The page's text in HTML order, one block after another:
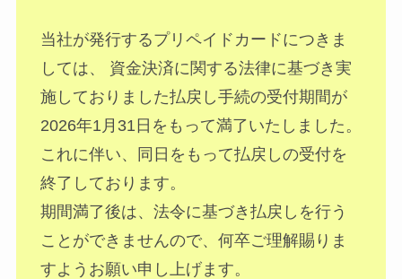
当社が発行するプリペイドカードにつきま
しては、 資金決済に関する法律に基づき実
施しておりました払戻し手続の受付期間が
2026年1月31日をもって満了いたしました。
これに伴い、同日をもって払戻しの受付を
終了しております。
期間満了後は、法令に基づき払戻しを行う
ことができませんので、何卒ご理解賜りま
すようお願い申し上げます。